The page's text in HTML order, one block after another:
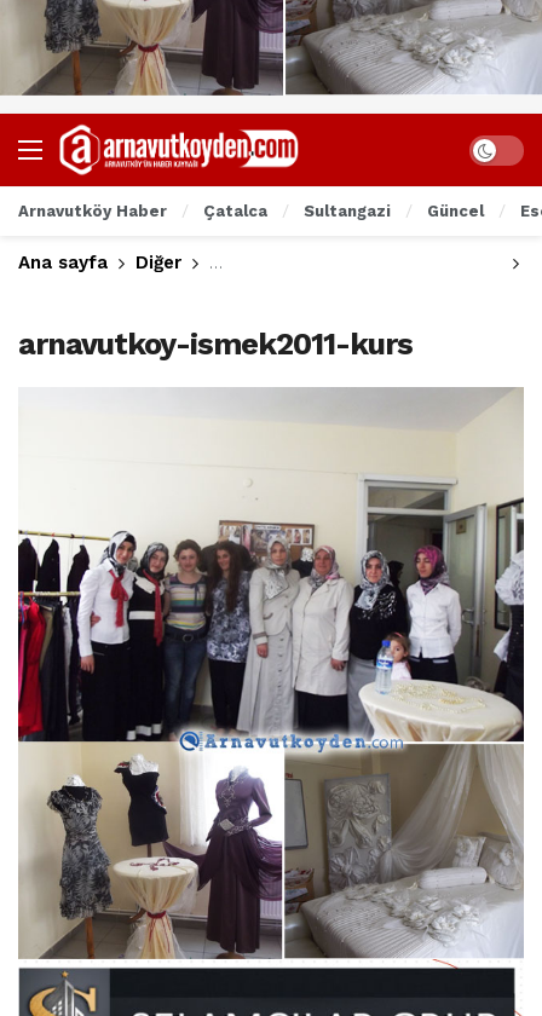
Arnavutköy Haber Çatalca Sultangazi Güncel
Ana sayfa Diğer Arnavutköyden Manşet Haberler
arnavutkoy-ismek2011-kurs